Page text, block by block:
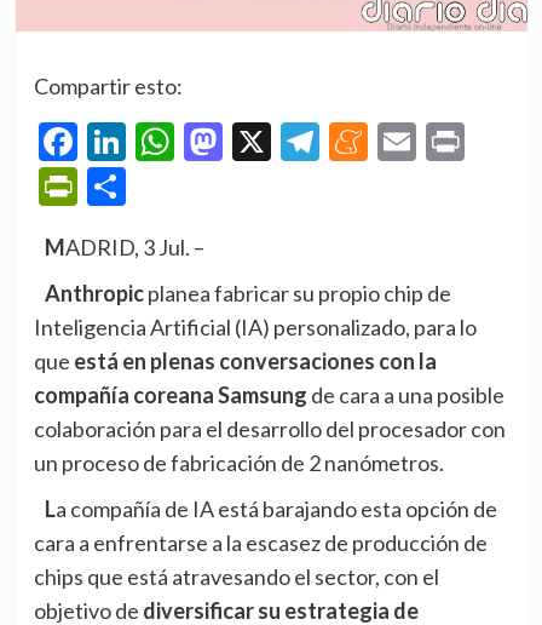
Compartir esto:
Facebook
LinkedIn
WhatsApp
Mastodon
X Telegram
Meneame
Email
PrintFriendly
Compartir
MADRID, 3 Jul. –
Anthropicplanea fabricar su propio chip de
Inteligencia Artificial (IA) personalizado, para lo
que está en plenas conversaciones con la
compañía coreana Samsung de cara a una posible
colaboración para el desarrollo del procesador con
un proceso de fabricación de 2 nanómetros.
La compañía de IA está barajando esta opción de
cara a enfrentarse a la escasez de producción de
chips que está atravesando el sector, con el
objetivo de diversificar su estrategia de